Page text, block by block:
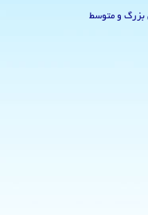
بزرگ و متوسط